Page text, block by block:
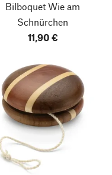
Bilboquet Wie am
Schnürchen
11,90 €